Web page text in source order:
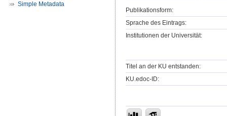
Simple Metadata
Publikationsform:
Sprache des Eintrags:
Institutionen der Universität:
Titel an der KU entstanden:
KU.edoc-ID: